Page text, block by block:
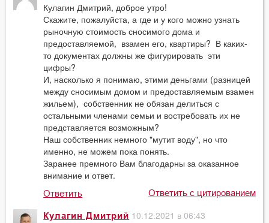
Кулагин Дмитрий, доброе утро!
Скажите, пожалуйста, а где и у кого можно узнать
рыночную стоимость сносимого дома и
предоставляемой, взамен его, квартиры? В каких-
то документах должны же фигурировать эти
цифры?
И, насколько я понимаю, этими деньгами (разницей
между сносимым домом и предоставляемым взамен
жильем), собственник не обязан делиться с
остальными членами семьи и востребовать их не
представляется возможным?
Наш собственник немного "мутит воду", но что
именно, не можем пока понять.
Заранее премного Вам благодарны за оказанное
внимание и ответ.​​​
Ответить Ответить с цитированием
Кулагин Дмитрий 10.12.2021 в 06:43